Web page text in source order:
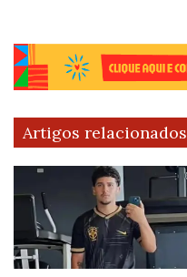
Artigos relacionados